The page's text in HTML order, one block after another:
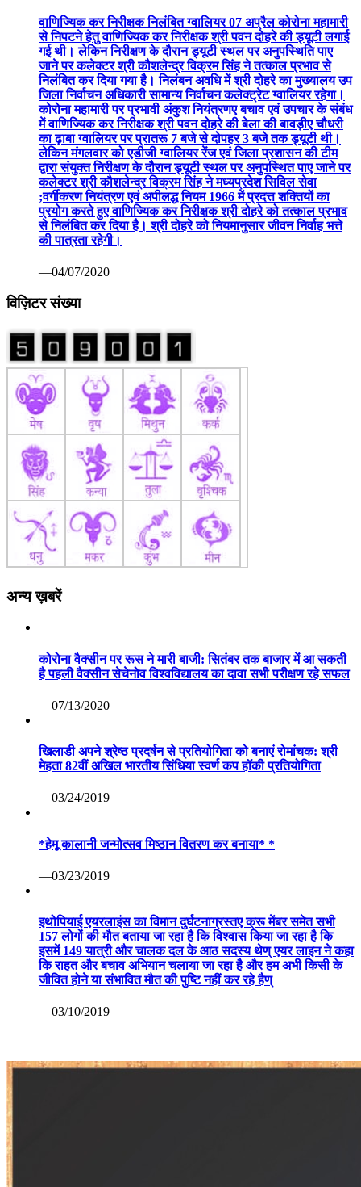
वाणिज्यिक कर निरीक्षक निलंबित ग्वालियर 07 अप्रैल कोरोना महामारी
से निपटने हेतु वाणिज्यिक कर निरीक्षक श्री पवन दोहरे की ड्यूटी लगाई
गई थी। लेकिन निरीक्षण के दौरान ड्यूटी स्थल पर अनुपस्थिति पाए
जाने पर कलेक्टर श्री कौशलेन्द्र विक्रम सिंह ने तत्काल प्रभाव से
निलंबित कर दिया गया है। निलंबन अवधि में श्री दोहरे का मुख्यालय उप
जिला निर्वाचन अधिकारी सामान्य निर्वाचन कलेक्ट्रेट ग्वालियर रहेगा।
कोरोना महामारी पर प्रभावी अंकुश नियंत्रणए बचाव एवं उपचार के संबंध
में वाणिज्यिक कर निरीक्षक श्री पवन दोहरे की बेला की बावड़ीए चौधरी
का ढ़ाबा ग्वालियर पर प्रातरू 7 बजे से दोपहर 3 बजे तक ड्यूटी थी।
लेकिन मंगलवार को एडीजी ग्वालियर रेंज एवं जिला प्रशासन की टीम
द्वारा संयुक्त निरीक्षण के दौरान ड्यूटी स्थल पर अनुपस्थित पाए जाने पर
कलेक्टर श्री कौशलेन्द्र विक्रम सिंह ने मध्यप्रदेश सिविल सेवा
;वर्गीकरण नियंत्रण एवं अपीलद्ध नियम 1966 में प्रदत्त शक्तियों का
प्रयोग करते हुए वाणिज्यिक कर निरीक्षक श्री दोहरे को तत्काल प्रभाव
से निलंबित कर दिया है। श्री दोहरे को नियमानुसार जीवन निर्वाह भत्ते
की पात्रता रहेगी।
—04/07/2020
विज़िटर संख्या
अन्य ख़बरें
कोरोना वैक्सीन पर रूस ने मारी बाजी: सितंबर तक बाजार में आ सकती
है पहली वैक्सीन सेचेनोव विश्वविद्यालय का दावा सभी परीक्षण रहे सफल
—07/13/2020
खिलाडी अपने श्रेष्ठ प्रदर्षन से प्रतियोगिता को बनाएं रोमांचक: श्री
मेहता 82वीं अखिल भारतीय सिंधिया स्वर्ण कप हॉकी प्रतियोगिता
—03/24/2019
*हेमू कालानी जन्मोत्सव मिष्ठान वितरण कर बनाया* *
—03/23/2019
इथोपियाई एयरलाइंस का विमान दुर्घटनाग्रस्तए क्रू मेंबर समेत सभी
157 लोगों की मौत बताया जा रहा है कि विश्वास किया जा रहा है कि
इसमें 149 यात्री और चालक दल के आठ सदस्य थेण् एयर लाइन ने कहा
कि राहत और बचाव अभियान चलाया जा रहा है और हम अभी किसी के
जीवित होने या संभावित मौत की पुष्टि नहीं कर रहे हैण्
—03/10/2019